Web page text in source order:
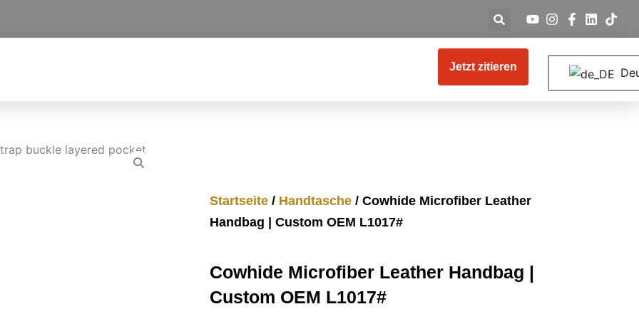
Jetzt zitieren
Startseite / Handtasche / Cowhide Microfiber Leather
Handbag | Custom OEM L1017#
Cowhide Microfiber Leather Handbag |
Custom OEM L1017#